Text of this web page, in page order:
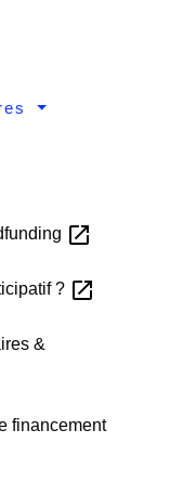
open_in_new
? open_in_new
&
financement